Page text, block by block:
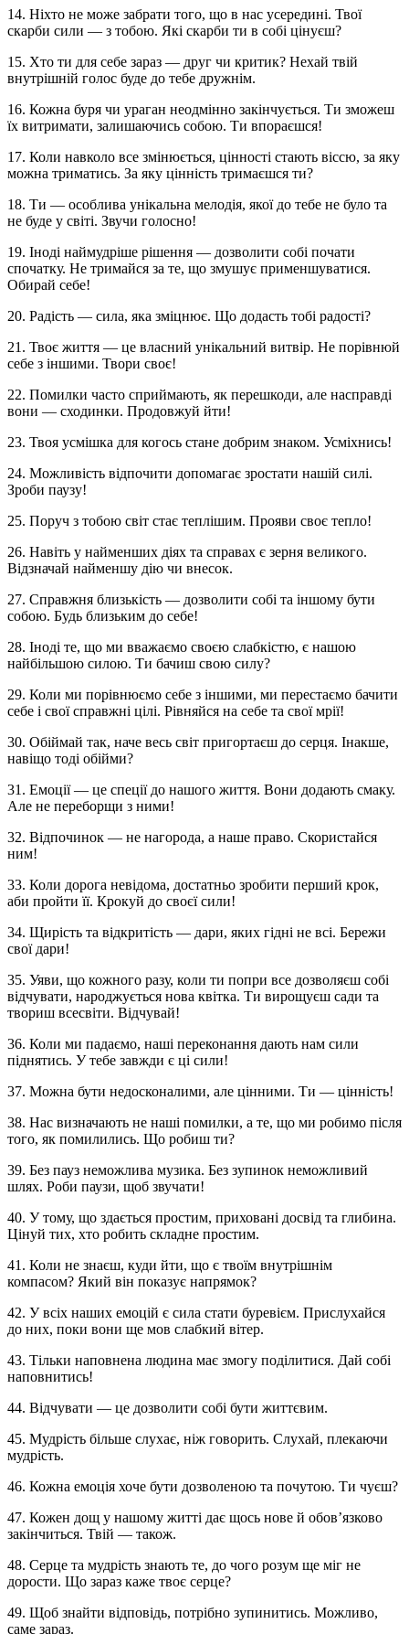
14. Ніхто не може забрати того, що в нас усередині. Твої
скарби сили — з тобою. Які скарби ти в собі цінуєш?
15. Хто ти для себе зараз — друг чи критик? Нехай твій
внутрішній голос буде до тебе дружнім.
16. Кожна буря чи ураган неодмінно закінчується. Ти зможеш
їх витримати, залишаючись собою. Ти впораєшся!
17. Коли навколо все змінюється, цінності стають віссю, за яку
можна триматись. За яку цінність тримаєшся ти?
18. Ти — особлива унікальна мелодія, якої до тебе не було та
не буде у світі. Звучи голосно!
19. Іноді наймудріше рішення — дозволити собі почати
спочатку. Не тримайся за те, що змушує применшуватися.
Обирай себе!
20. Радість — сила, яка зміцнює. Що додасть тобі радості?
21. Твоє життя — це власний унікальний витвір. Не порівнюй
себе з іншими. Твори своє!
22. Помилки часто сприймають, як перешкоди, але насправді
вони — сходинки. Продовжуй йти!
23. Твоя усмішка для когось стане добрим знаком. Усміхнись!
24. Можливість відпочити допомагає зростати нашій силі.
Зроби паузу!
25. Поруч з тобою світ стає теплішим. Прояви своє тепло!
26. Навіть у найменших діях та справах є зерня великого.
Відзначай найменшу дію чи внесок.
27. Справжня близькість — дозволити собі та іншому бути
собою. Будь близьким до себе!
28. Іноді те, що ми вважаємо своєю слабкістю, є нашою
найбільшою силою. Ти бачиш свою силу?
29. Коли ми порівнюємо себе з іншими, ми перестаємо бачити
себе і свої справжні цілі. Рівняйся на себе та свої мрії!
30. Обіймай так, наче весь світ пригортаєш до серця. Інакше,
навіщо тоді обійми?
31. Емоції — це спеції до нашого життя. Вони додають смаку.
Але не переборщи з ними!
32. Відпочинок — не нагорода, а наше право. Скористайся
ним!
33. Коли дорога невідома, достатньо зробити перший крок,
аби пройти її. Крокуй до своєї сили!
34. Щирість та відкритість — дари, яких гідні не всі. Бережи
свої дари!
35. Уяви, що кожного разу, коли ти попри все дозволяєш собі
відчувати, народжується нова квітка. Ти вирощуєш сади та
твориш всесвіти. Відчувай!
36. Коли ми падаємо, наші переконання дають нам сили
піднятись. У тебе завжди є ці сили!
37. Можна бути недосконалими, але цінними. Ти — цінність!
38. Нас визначають не наші помилки, а те, що ми робимо після
того, як помилились. Що робиш ти?
39. Без пауз неможлива музика. Без зупинок неможливий
шлях. Роби паузи, щоб звучати!
40. У тому, що здається простим, приховані досвід та глибина.
Цінуй тих, хто робить складне простим.
41. Коли не знаєш, куди йти, що є твоїм внутрішнім
компасом? Який він показує напрямок?
42. У всіх наших емоцій є сила стати буревієм. Прислухайся
до них, поки вони ще мов слабкий вітер.
43. Тільки наповнена людина має змогу поділитися. Дай собі
наповнитись!
44. Відчувати — це дозволити собі бути життєвим.
45. Мудрість більше слухає, ніж говорить. Слухай, плекаючи
мудрість.
46. Кожна емоція хоче бути дозволеною та почутою. Ти чуєш?
47. Кожен дощ у нашому житті дає щось нове й обов’язково
закінчиться. Твій — також.
48. Серце та мудрість знають те, до чого розум ще міг не
дорости. Що зараз каже твоє серце?
49. Щоб знайти відповідь, потрібно зупинитись. Можливо,
саме зараз.